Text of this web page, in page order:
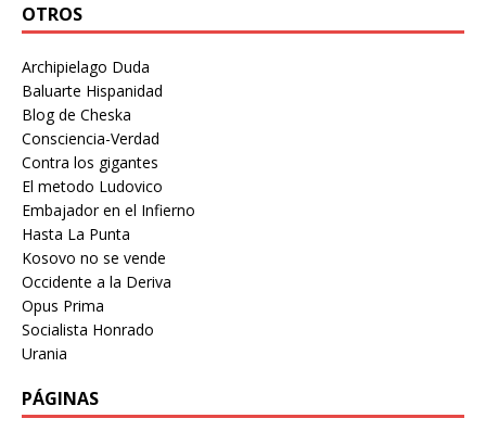
OTROS
Archipielago Duda
Baluarte Hispanidad
Blog de Cheska
Consciencia-Verdad
Contra los gigantes
El metodo Ludovico
Embajador en el Infierno
Hasta La Punta
Kosovo no se vende
Occidente a la Deriva
Opus Prima
Socialista Honrado
Urania
PÁGINAS